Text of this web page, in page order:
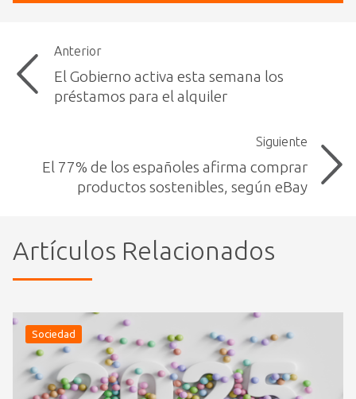
Anterior
El Gobierno activa esta semana los
préstamos para el alquiler
Siguiente
El 77% de los españoles afirma comprar
productos sostenibles, según eBay
Artículos Relacionados
Sociedad